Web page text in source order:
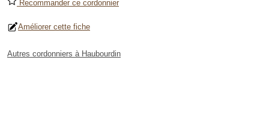
Recommander ce cordonnier
Améliorer cette fiche
Autres cordonniers à Haubourdin